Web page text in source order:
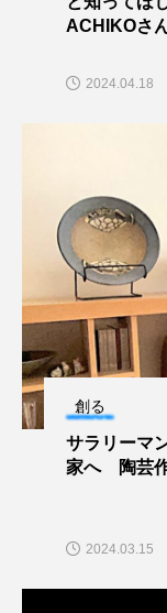
ニホンナマズ
ハタハタ
ハナシャコ
ハナミノカサゴ
バイオロギング
ヒドラ ヒ
フエダイ
ACHIKOさ
2024.04.18
創る
サラリーマ
家へ 陶芸
2024.03.15